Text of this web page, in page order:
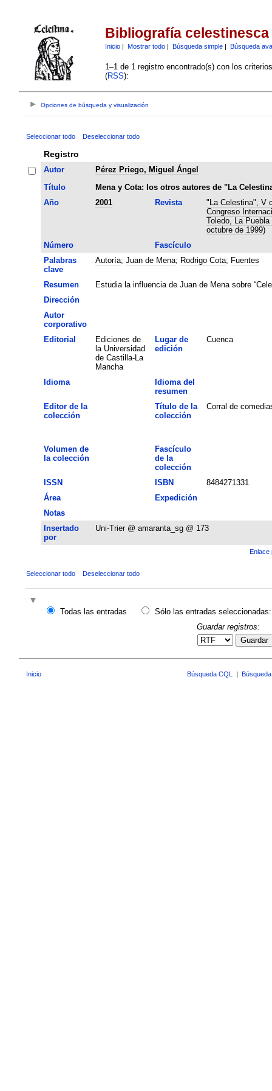
Bibliografía celestinesca
Inicio| Mostrar todo| Búsqueda simple| Búsqueda
1–1 de 1 registro encontrado(s) con los
(RSS):
Opciones de búsqueda y visualización
Seleccionar todo Deseleccionar todo
Registro
Autor
Pérez Priego, Miguel Ángel
Título
Mena y Cota: los otros autores de "La
Año
2001 Revista
"La Celestina", V
Congreso
Toledo, La
octubre de 1999)
Número
Fascículo
Palabras
clave
Autoría; Juan de Mena; Rodrigo Cota; Fuentes
Resumen
Estudia la influencia de Juan de Mena sobre
Dirección
Autor
corporativo
Editorial
Ediciones de
la Universidad
de Castilla-La
Mancha
Lugar de
edición
Cuenca
Idioma
Idioma del
resumen
Editor de la
colección
Título de la
colección
Corral de
Volumen de
la colección
Fascículo
de la
colección
ISSN
ISBN
8484271331
Área
Expedición
Notas
Insertado
por
Uni-Trier @ amaranta_sg @ 173
Enlace
Seleccionar todo Deseleccionar todo
Todas las entradas
Sólo las entradas seleccionadas:
Guardar registros:
Guardar
Inicio Búsqueda CQL